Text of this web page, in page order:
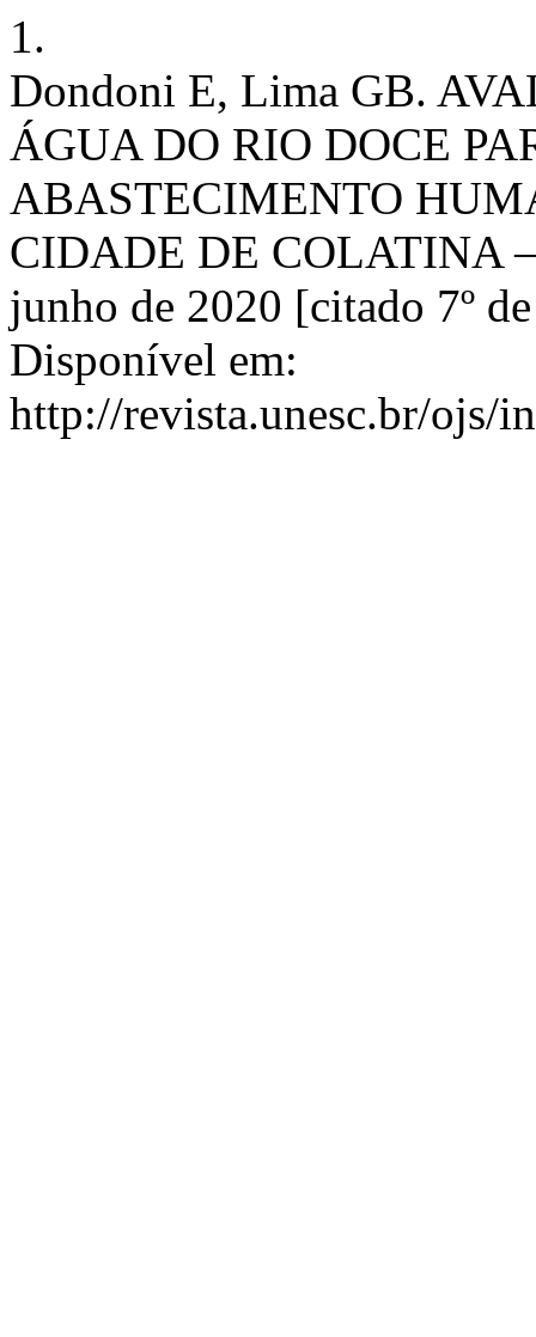
1.
Dondoni E, Lima GB.
ÁGUA DO RIO DOCE
ABASTECIMENTO
CIDADE DE COLATINA
junho de 2020 [citado 7º
Disponível em:
http://revista.unesc.br/ojs/